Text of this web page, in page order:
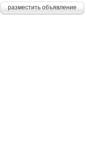
разместить объявление